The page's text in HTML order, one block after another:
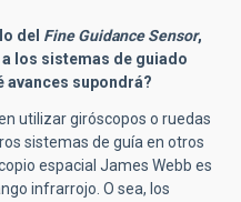
del Fine Guidance Sensor,
los sistemas de guiado
avances supondrá?
utilizar giróscopos o ruedas
sistemas de guía en otros
espacial James Webb es
infrarrojo. O sea, los